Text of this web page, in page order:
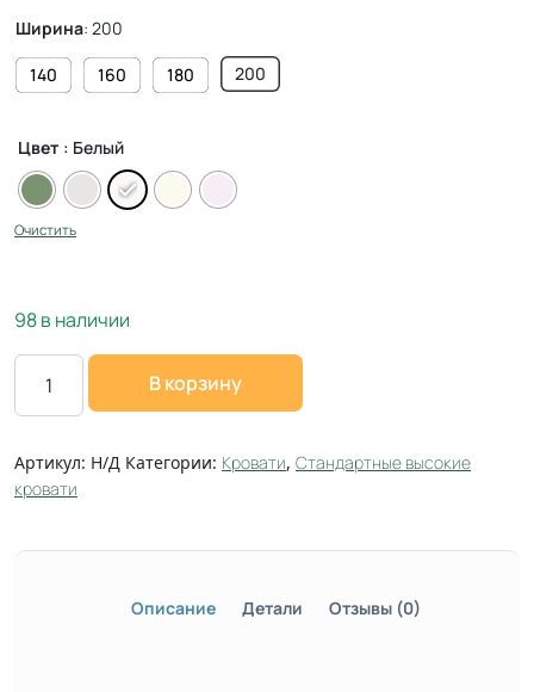
Ширина: 200
140 160 180 200
Цвет : Белый
Очистить
98 в наличии
В корзину
Артикул: Н/Д Категории: Кровати, Стандартные высокие
кровати
Описание Детали Отзывы (0)